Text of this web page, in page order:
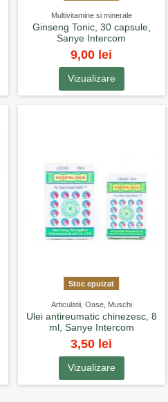
Multivitamine si minerale
Ginseng Tonic, 30 capsule,
Sanye Intercom
9,00 lei
Vizualizare
Stoc epuizat
Articulatii, Oase, Muschi
Ulei antireumatic chinezesc, 8
ml, Sanye Intercom
3,50 lei
Vizualizare